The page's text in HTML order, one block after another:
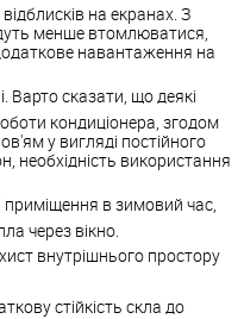
на екранах. З
менше втомлюватися,
навантаження на
Варто сказати, що деякі
кондиціонера, згодом
у вигляді постійного
необхідність використання
в зимовий час,
через вікно.
внутрішнього простору
стійкість скла до